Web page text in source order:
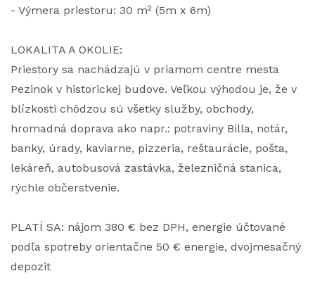
- Výmera priestoru: 30 m² (5m x 6m)
LOKALITA A OKOLIE:
Priestory sa nachádzajú v priamom centre mesta
Pezinok v historickej budove. Veľkou výhodou je, že v
blízkosti chôdzou sú všetky služby, obchody,
hromadná doprava ako napr.: potraviny Billa, notár,
banky, úrady, kaviarne, pizzeria, reštaurácie, pošta,
lekáreň, autobusová zastávka, železničná stanica,
rýchle občerstvenie.
PLATÍ SA: nájom 380 € bez DPH, energie účtované
podľa spotreby orientačne 50 € energie, dvojmesačný
depozit